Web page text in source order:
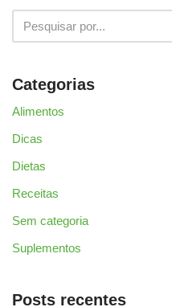
Categorias
Alimentos
Dicas
Dietas
Receitas
Sem categoria
Suplementos
Posts recentes